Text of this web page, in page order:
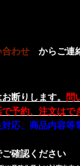
合わせ からご連
断りします。
問
予約、注文はで
応、商品内容等
ご確認ください